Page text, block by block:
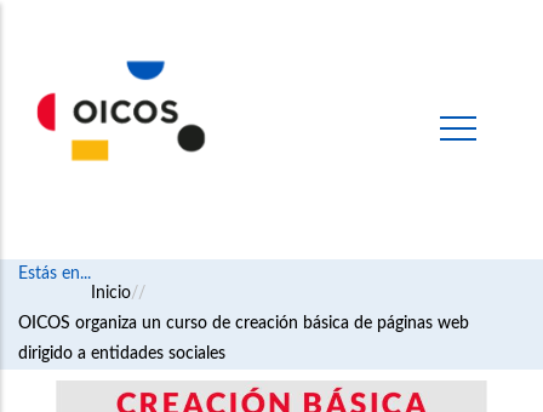
Estás en...
Ruta
de
navegación
Inicio
OICOS organiza un curso de creación básica de páginas web
dirigido a entidades sociales